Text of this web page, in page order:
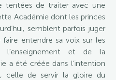
tentées de traiter avec une
Académie dont les princes
semblent parfois juger
faire entendre sa voix sur les
l’enseignement et de la
a été créée dans l’intention
celle de servir la gloire du